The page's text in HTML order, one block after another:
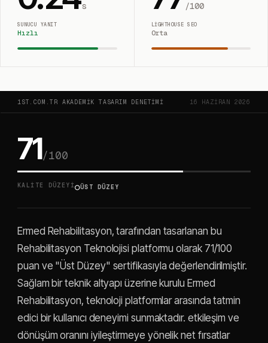
s
SUNUCU YANIT
Hızlı
/100
LIGHTHOUSE SEO
Orta
1ST.COM.TR AKADEMIK TASARIM DENETIMI 16 HAZIRAN 2026
71/100
KALITE DÜZEYI○ÜST DÜZEY
Ermed Rehabilitasyon, tarafından tasarlanan bu
Rehabilitasyon Teknolojisi platformu olarak 71/100
puan ve "Üst Düzey" sertifikasıyla değerlendirilmiştir.
Sağlam bir teknik altyapı üzerine kurulu Ermed
Rehabilitasyon, teknoloji platformlar arasında tatmin
edici bir kullanıcı deneyimi sunmaktadır. etkileşim ve
dönüşüm oranını iyileştirmeye yönelik net fırsatlar